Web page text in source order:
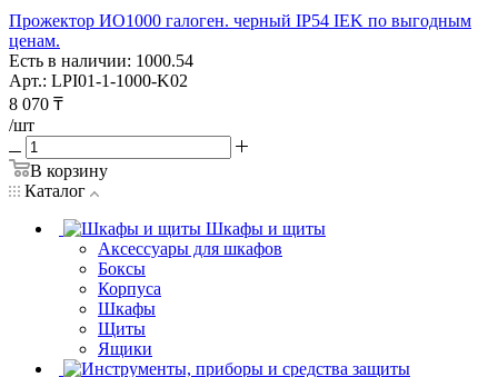
Прожектор ИО1000 галоген. черный IP54 IEK по выгодным
ценам.
Есть в наличии: 1000.54
Арт.: LPI01-1-1000-K02
8 070 ₸
/шт
В корзину
Каталог
Шкафы и щиты
Аксессуары для шкафов
Боксы
Корпуса
Шкафы
Щиты
Ящики